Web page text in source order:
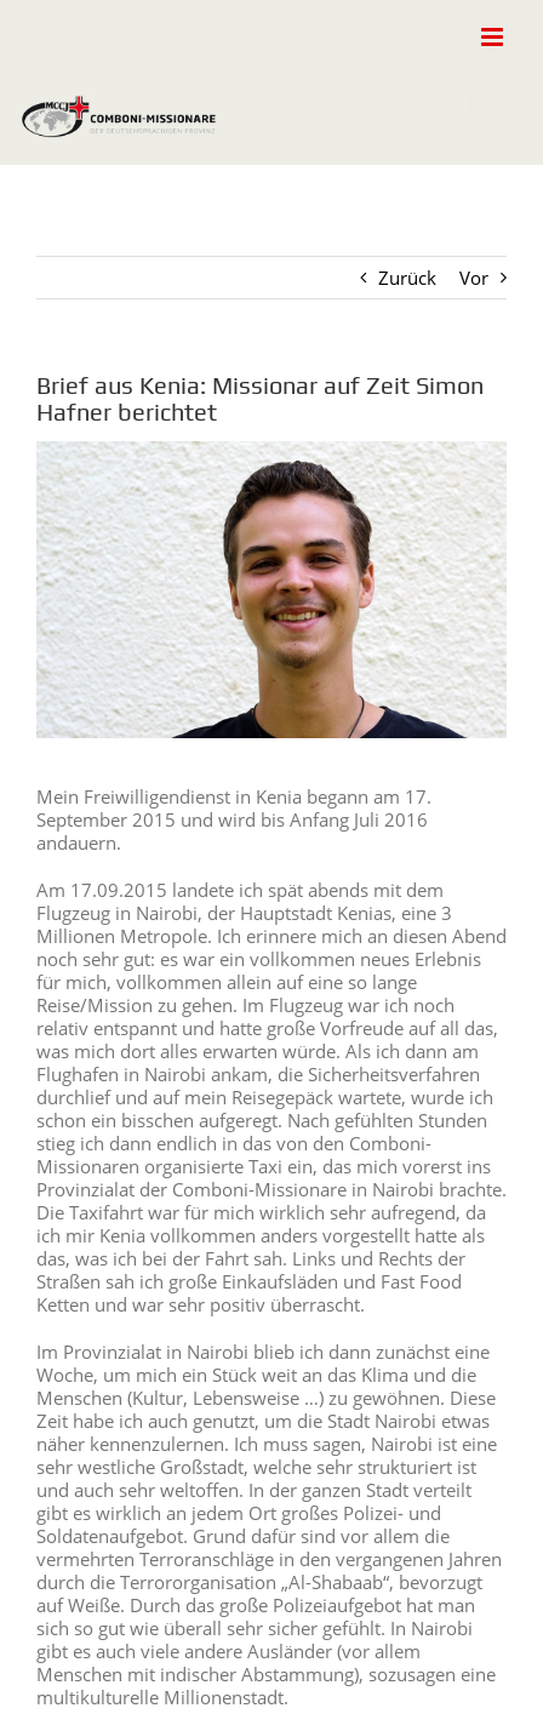
Zurück Vor
Brief aus Kenia: Missionar auf Zeit Simon
Hafner berichtet
Zeige
grösseres
Bild
Mein Freiwilligendienst in Kenia begann am 17.
September 2015 und wird bis Anfang Juli 2016
andauern.
Am 17.09.2015 landete ich spät abends mit dem
Flugzeug in Nairobi, der Hauptstadt Kenias, eine 3
Millionen Metropole. Ich erinnere mich an diesen Abend
noch sehr gut: es war ein vollkommen neues Erlebnis
für mich, vollkommen allein auf eine so lange
Reise/Mission zu gehen. Im Flugzeug war ich noch
relativ entspannt und hatte große Vorfreude auf all das,
was mich dort alles erwarten würde. Als ich dann am
Flughafen in Nairobi ankam, die Sicherheitsverfahren
durchlief und auf mein Reisegepäck wartete, wurde ich
schon ein bisschen aufgeregt. Nach gefühlten Stunden
stieg ich dann endlich in das von den Comboni-
Missionaren organisierte Taxi ein, das mich vorerst ins
Provinzialat der Comboni-Missionare in Nairobi brachte.
Die Taxifahrt war für mich wirklich sehr aufregend, da
ich mir Kenia vollkommen anders vorgestellt hatte als
das, was ich bei der Fahrt sah. Links und Rechts der
Straßen sah ich große Einkaufsläden und Fast Food
Ketten und war sehr positiv überrascht.
Im Provinzialat in Nairobi blieb ich dann zunächst eine
Woche, um mich ein Stück weit an das Klima und die
Menschen (Kultur, Lebensweise …) zu gewöhnen. Diese
Zeit habe ich auch genutzt, um die Stadt Nairobi etwas
näher kennenzulernen. Ich muss sagen, Nairobi ist eine
sehr westliche Großstadt, welche sehr strukturiert ist
und auch sehr weltoffen. In der ganzen Stadt verteilt
gibt es wirklich an jedem Ort großes Polizei- und
Soldatenaufgebot. Grund dafür sind vor allem die
vermehrten Terroranschläge in den vergangenen Jahren
durch die Terrororganisation „Al-Shabaab“, bevorzugt
auf Weiße. Durch das große Polizeiaufgebot hat man
sich so gut wie überall sehr sicher gefühlt. In Nairobi
gibt es auch viele andere Ausländer (vor allem
Menschen mit indischer Abstammung), sozusagen eine
multikulturelle Millionenstadt.